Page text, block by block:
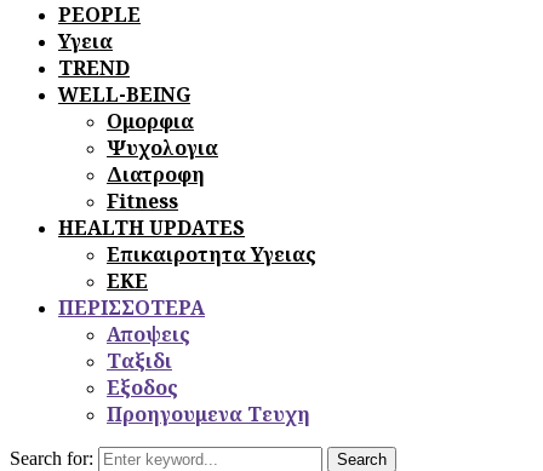
PEOPLE
Υγεια
TREND
WELL-BEING
Ομορφια
Ψυχολογια
Διατροφη
Fitness
HEALTH UPDATES
Επικαιροτητα Υγειας
ΕΚΕ
ΠΕΡΙΣΣΟΤΕΡΑ
Αποψεις
Ταξιδι
Εξοδος
Προηγουμενα Τευχη
Search for: Search